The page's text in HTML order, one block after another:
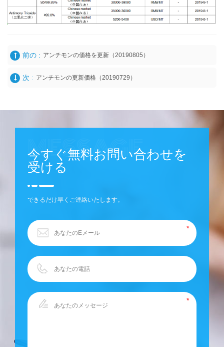
前の : アンチモンの価格を更新（20190805）
次 : アンチモンの更新価格（20190729）
今すぐ無料お問い合わせを
受ける
できるだけ早くご連絡いたします。